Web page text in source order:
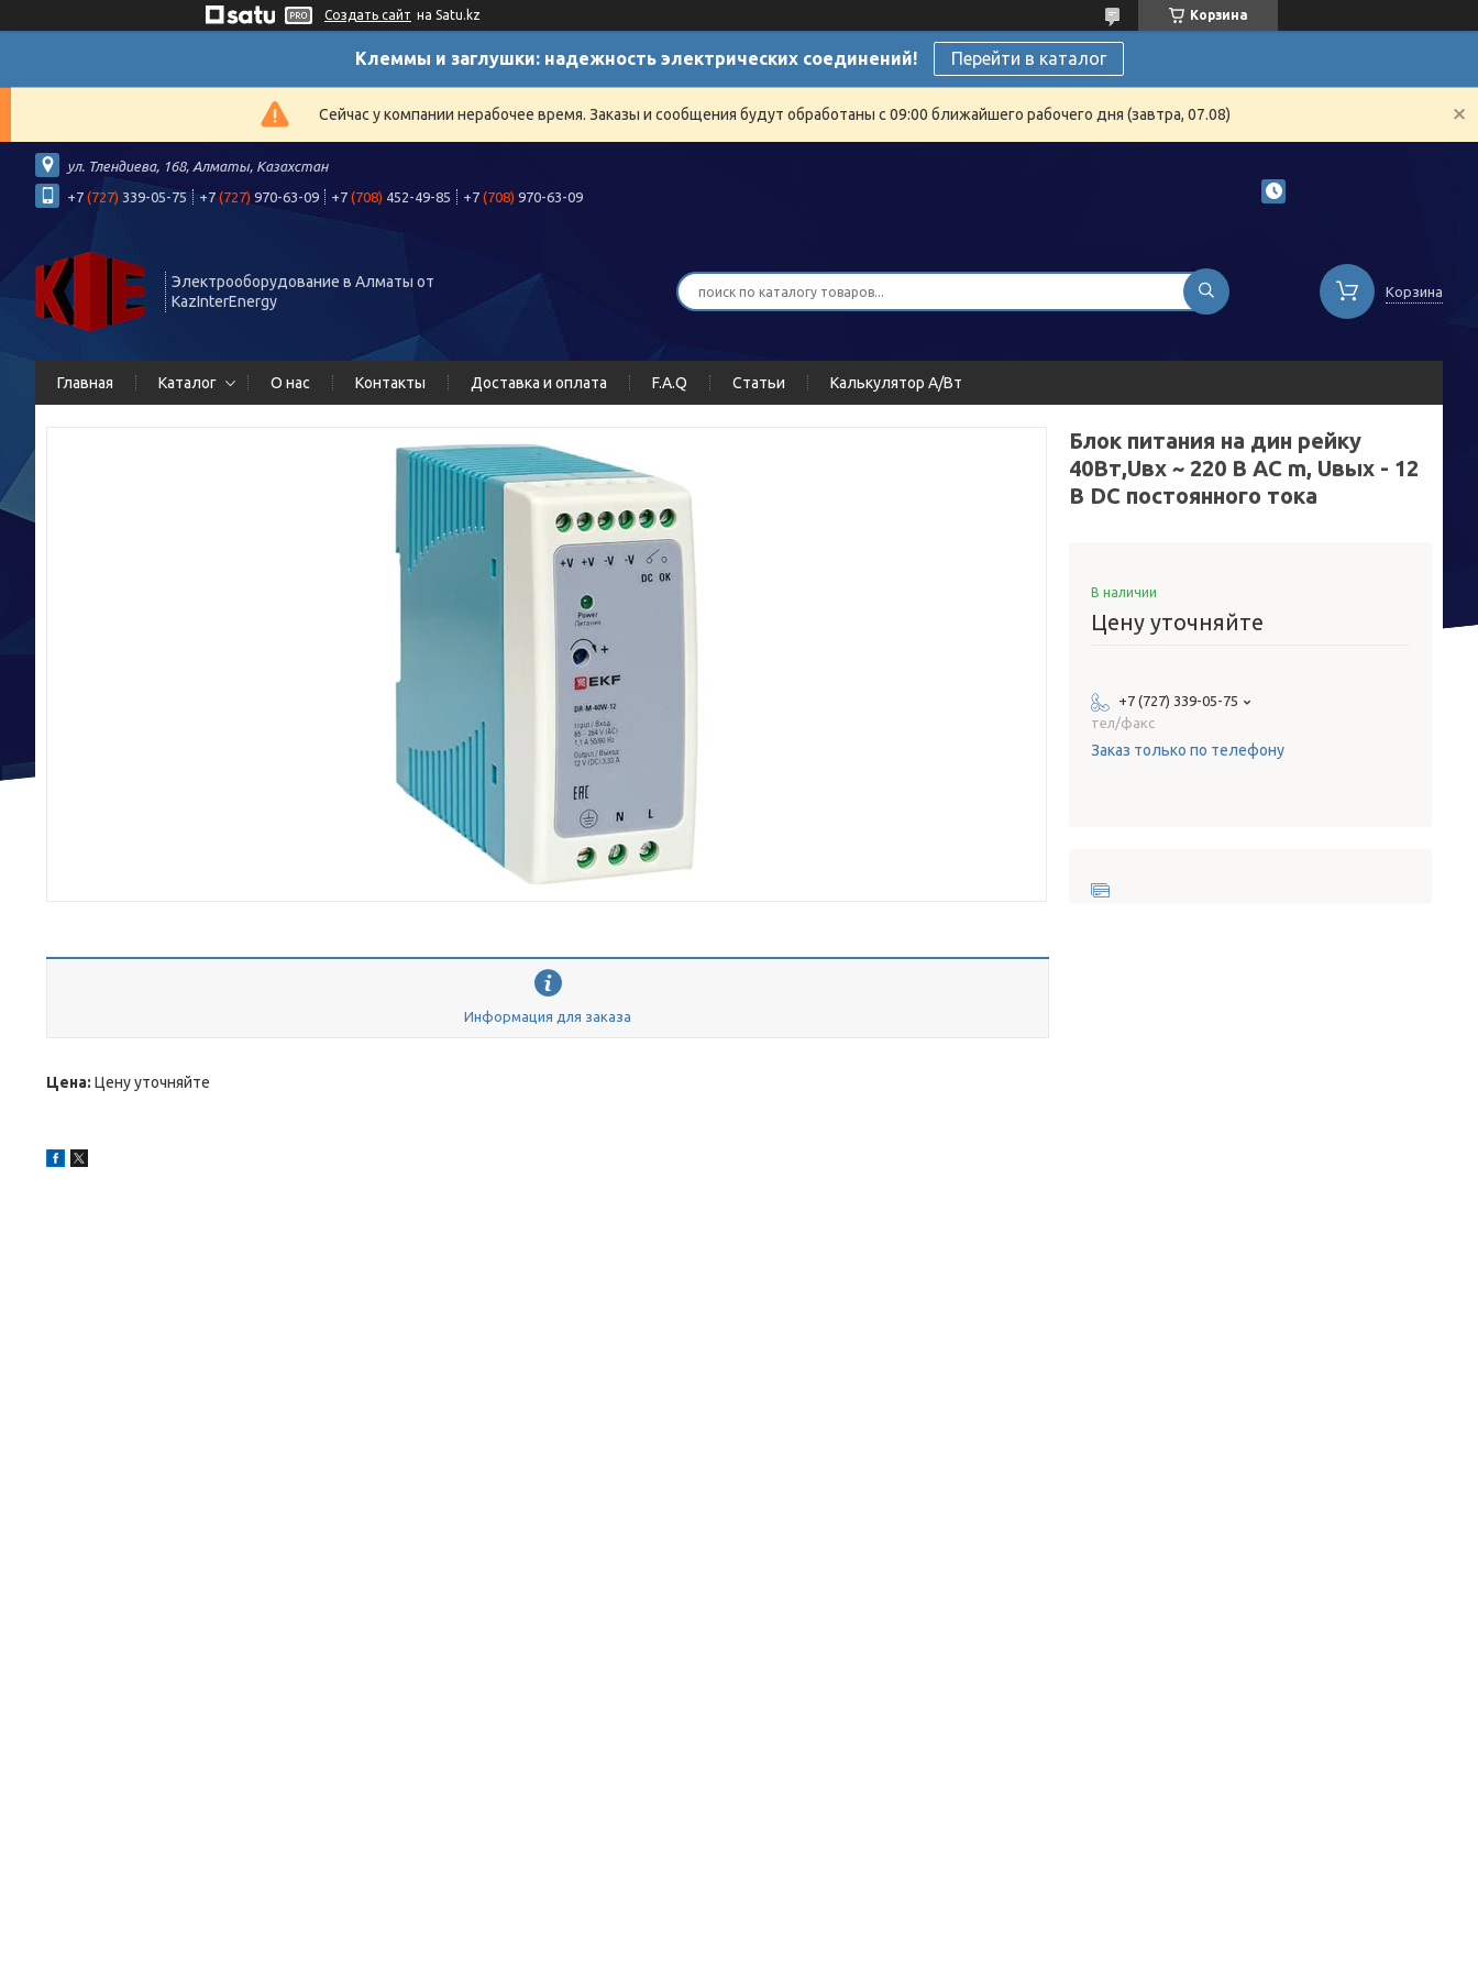
Создать сайт на Satu.kz Корзина
Клеммы и заглушки: надежность электрических соединений! Перейти в каталог
Сейчас у компании нерабочее время. Заказы и сообщения будут обработаны с 09:00 ближайшего рабочего дня (завтра, 07.08)
ул. Тлендиева, 168, Алматы, Казахстан
+7 (727) 339-05-75 +7 (727) 970-63-09 +7 (708) 452-49-85 +7 (708) 970-63-09
Электрооборудование в Алматы от
KazInterEnergy
Корзина
Главная Каталог О нас Контакты Доставка и оплата F.A.Q Статьи Калькулятор А/Вт
Информация для заказа
Цена: Цену уточняйте
Блок питания на дин рейку
40Вт,Uвх ~ 220 В AC m, Uвых - 12
В DC постоянного тока
В наличии
Цену уточняйте
+7 (727) 339-05-75
тел/факс
Заказ только по телефону